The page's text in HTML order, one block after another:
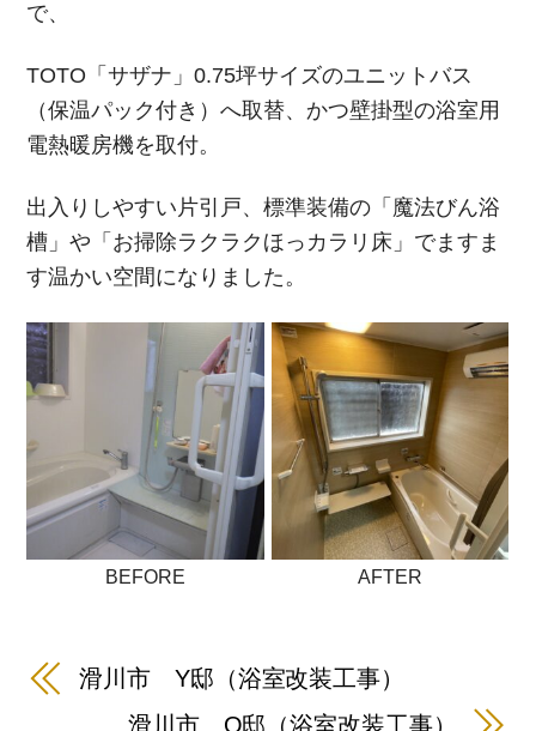
で、
TOTO「サザナ」0.75坪サイズのユニットバス
（保温パック付き）へ取替、かつ壁掛型の浴室用
電熱暖房機を取付。
出入りしやすい片引戸、標準装備の「魔法びん浴
槽」や「お掃除ラクラクほっカラリ床」でますま
す温かい空間になりました。
BEFORE AFTER
滑川市 Y邸（浴室改装工事）
滑川市 O邸（浴室改装工事）